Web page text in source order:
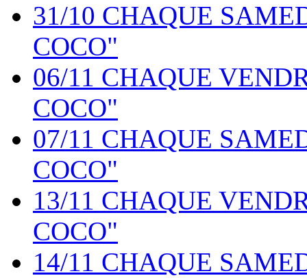
31/10 CHAQUE
COCO"
06/11 CHAQUE
COCO"
07/11 CHAQUE
COCO"
13/11 CHAQUE
COCO"
14/11 CHAQUE